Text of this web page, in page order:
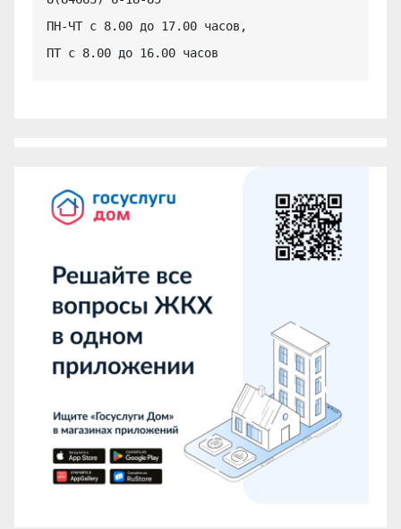
ПН-ЧТ с 8.00 до 17.00 часов,
ПТ с 8.00 до 16.00 часов